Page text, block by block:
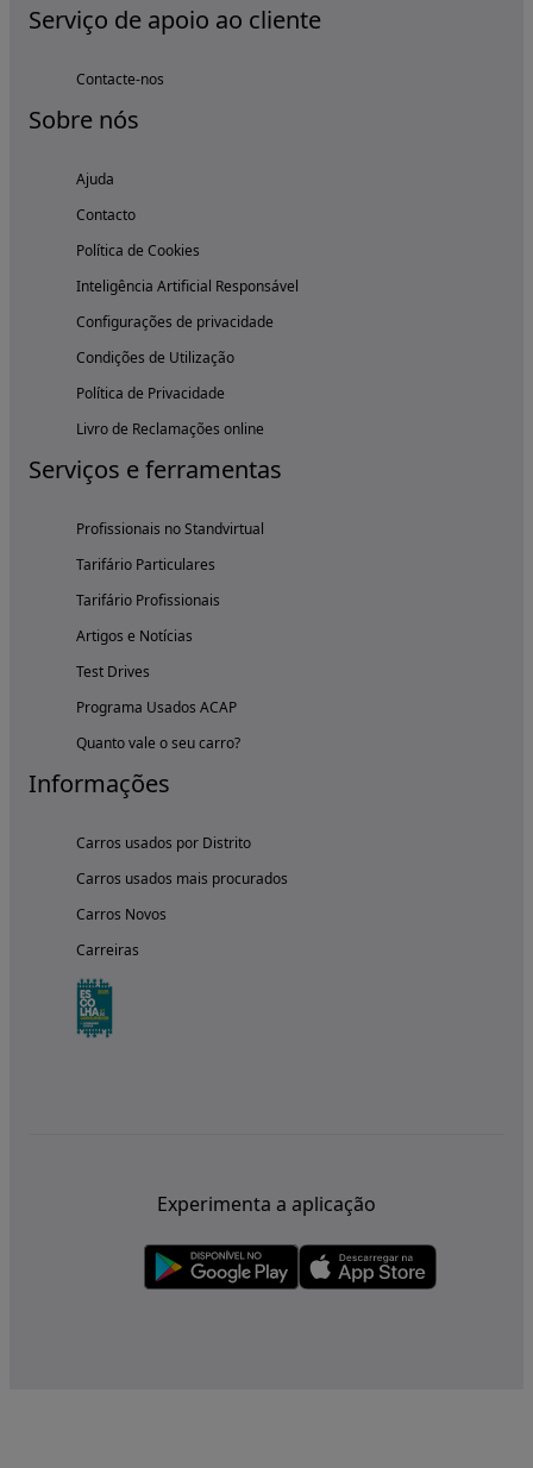
Serviço de apoio ao cliente
Contacte-nos
Sobre nós
Ajuda
Contacto
Política de Cookies
Inteligência Artificial Responsável
Configurações de privacidade
Condições de Utilização
Política de Privacidade
Livro de Reclamações online
Serviços e ferramentas
Profissionais no Standvirtual
Tarifário Particulares
Tarifário Profissionais
Artigos e Notícias
Test Drives
Programa Usados ACAP
Quanto vale o seu carro?
Informações
Carros usados por Distrito
Carros usados mais procurados
Carros Novos
Carreiras
Experimenta a aplicação